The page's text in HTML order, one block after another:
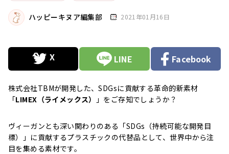
ハッピーキヌア編集部 2021年01月16日
LINE Facebook
株式会社TBMが開発した、SDGsに貢献する革命的新素材
「LIMEX（ライメックス） 」をご存知でしょうか？
ヴィーガンとも深い関わりのある「SDGs（持続可能な開発目
標）」に貢献するプラスチックの代替品として、世界中から注
目を集める素材です。